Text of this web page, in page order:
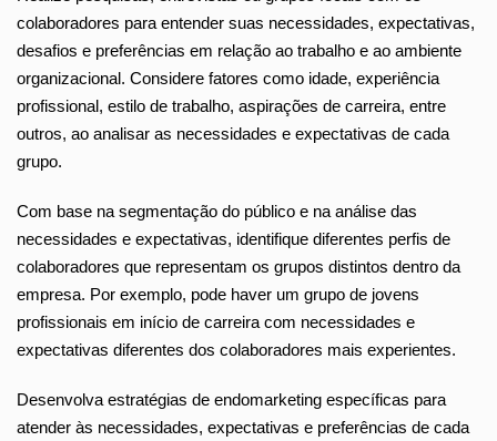
colaboradores para entender suas necessidades, expectativas,
desafios e preferências em relação ao trabalho e ao ambiente
organizacional. Considere fatores como idade, experiência
profissional, estilo de trabalho, aspirações de carreira, entre
outros, ao analisar as necessidades e expectativas de cada
grupo.
Com base na segmentação do público e na análise das
necessidades e expectativas, identifique diferentes perfis de
colaboradores que representam os grupos distintos dentro da
empresa. Por exemplo, pode haver um grupo de jovens
profissionais em início de carreira com necessidades e
expectativas diferentes dos colaboradores mais experientes.
Desenvolva estratégias de endomarketing específicas para
atender às necessidades, expectativas e preferências de cada